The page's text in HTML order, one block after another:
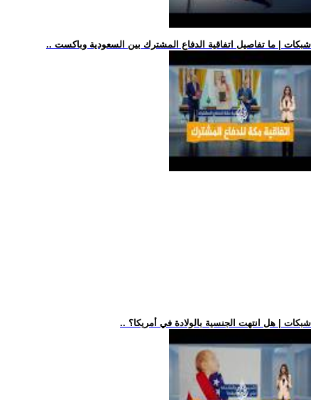
.. شبكات | ما تفاصيل اتفاقية الدفاع المشترك بين السعودية وباكست
.. شبكات | هل انتهت الجنسية بالولادة في أمريكا؟